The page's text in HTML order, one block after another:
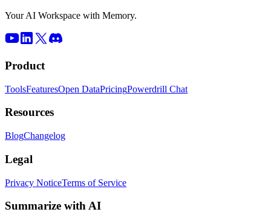
Your AI Workspace with Memory.
Product
ToolsFeaturesOpen DataPricingPowerdrill Chat
Resources
BlogChangelog
Legal
Privacy NoticeTerms of Service
Summarize with AI